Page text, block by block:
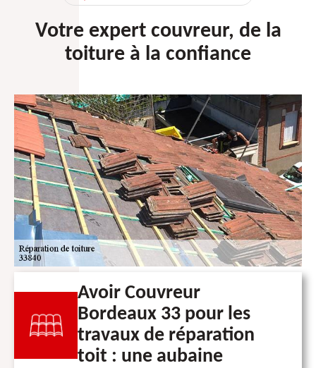
Votre expert couvreur, de la
toiture à la confiance
Avoir Couvreur
Bordeaux 33 pour les
travaux de réparation
toit : une aubaine